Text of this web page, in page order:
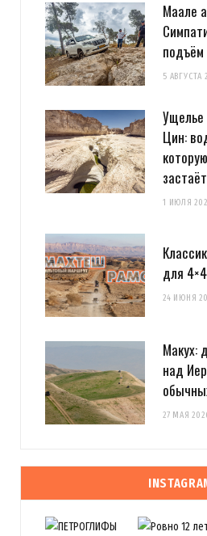
Маале
подъём
5 АВГУСТА
Ущелье
Цин:
застаёт
1 ИЮЛЯ
для 4×4
24 ИЮНЯ
Макух:
над
27 МАЯ